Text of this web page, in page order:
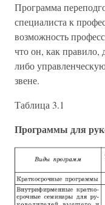
Программа
специалиста к
возможность
что он, как правило,
либо
звене.
Таблица 3.1
Программы для